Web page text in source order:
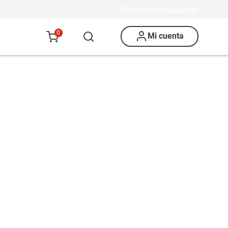
0 Mi cuenta